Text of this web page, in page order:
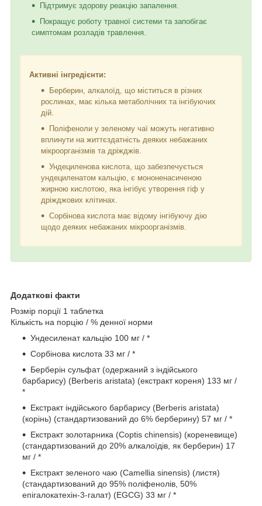
Підтримує здорову реакцію запалення.
Покращує роботу травної системи та запобігає
симптомам розладів травлення.
Активні інгредієнти:
Берберин, алкалоїд, що міститься в різних
рослинах, має кілька метаболічних та інгібуючих
дій.
Поліфеноли у зеленому чаї можуть негативно
вплинути на життєздатність деяких небажаних
мікроорганізмів та дріжджів.
Ундециленова кислота, що забезпечується
ундециленатом кальцію, є мононенасиченою
жирною кислотою, яка інгібує утворення гіф у
дріжджових клітинах.
Сорбінова кислота має відому інгібуючу дію
щодо деяких небажаних мікроорганізмів.
Додаткові факти
Розмір порції 1 таблетка
Кількість на порцію / % денної норми
Ундесиленат кальцію 100 мг / *
Сорбінова кислота 33 мг / *
Берберін сульфат (одержаний з індійського
барбарису) (Berberis aristata) (екстракт кореня) 133 мг /
*
Екстракт індійського барбарису (Berberis aristata)
(корінь) (стандартизований до 6% берберину) 57 мг / *
Екстракт золотарника (Coptis chinensis) (кореневище)
(стандартизований до 20% алкалоїдів, як берберин) 17
мг / *
Екстракт зеленого чаю (Camellia sinensis) (листя)
(стандартизований до 95% поліфенолів, 50%
епігалокатехін-3-галат) (EGCG) 33 мг / *